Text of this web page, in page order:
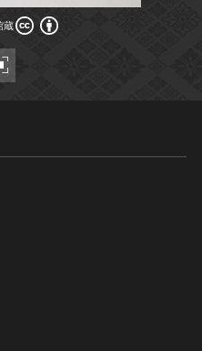
お知らせ一覧
ヘルプ
このサイトについて
サイトのご意見はこちら
物館蔵
蔵